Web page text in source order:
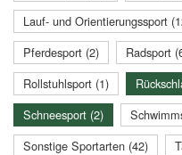
Lauf- und Orientierungssport
Pferdesport (2)
Radsport
Rollstuhlsport (1)
Schneesport (2)
Sonstige Sportarten (42)